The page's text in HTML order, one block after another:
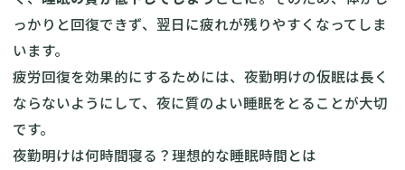
っかりと回復できず、翌日に疲れが残りやすくなってしま
います。
疲労回復を効果的にするためには、夜勤明けの仮眠は長く
ならないようにして、夜に質のよい睡眠をとることが大切
です。
夜勤明けは何時間寝る？理想的な睡眠時間とは